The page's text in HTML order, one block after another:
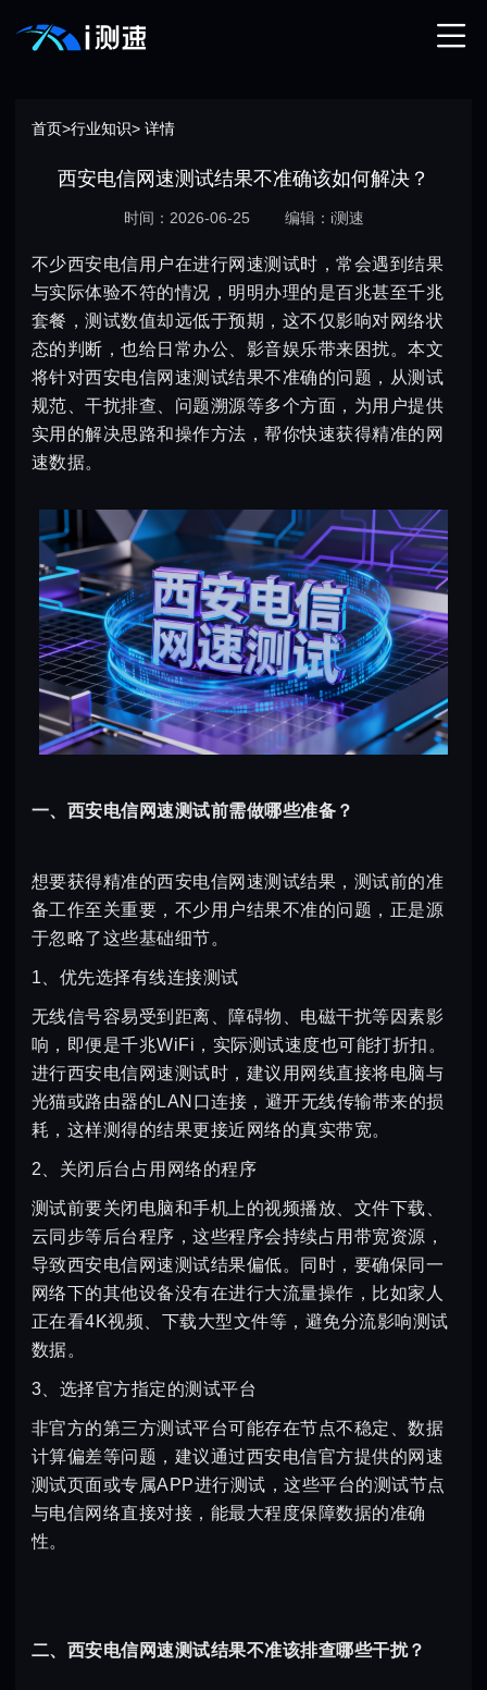
首页>行业知识> 详情
西安电信网速测试结果不准确该如何解决？
时间：2026-06-25 编辑：i测速
不少西安电信用户在进行网速测试时，常会遇到结果
与实际体验不符的情况，明明办理的是百兆甚至千兆
套餐，测试数值却远低于预期，这不仅影响对网络状
态的判断，也给日常办公、影音娱乐带来困扰。本文
将针对西安电信网速测试结果不准确的问题，从测试
规范、干扰排查、问题溯源等多个方面，为用户提供
实用的解决思路和操作方法，帮你快速获得精准的网
速数据。
一、西安电信网速测试前需做哪些准备？
想要获得精准的西安电信网速测试结果，测试前的准
备工作至关重要，不少用户结果不准的问题，正是源
于忽略了这些基础细节。
1、优先选择有线连接测试
无线信号容易受到距离、障碍物、电磁干扰等因素影
响，即便是千兆WiFi，实际测试速度也可能打折扣。
进行西安电信网速测试时，建议用网线直接将电脑与
光猫或路由器的LAN口连接，避开无线传输带来的损
耗，这样测得的结果更接近网络的真实带宽。
2、关闭后台占用网络的程序
测试前要关闭电脑和手机上的视频播放、文件下载、
云同步等后台程序，这些程序会持续占用带宽资源，
导致西安电信网速测试结果偏低。同时，要确保同一
网络下的其他设备没有在进行大流量操作，比如家人
正在看4K视频、下载大型文件等，避免分流影响测试
数据。
3、选择官方指定的测试平台
非官方的第三方测试平台可能存在节点不稳定、数据
计算偏差等问题，建议通过西安电信官方提供的网速
测试页面或专属APP进行测试，这些平台的测试节点
与电信网络直接对接，能最大程度保障数据的准确
性。
二、西安电信网速测试结果不准该排查哪些干扰？